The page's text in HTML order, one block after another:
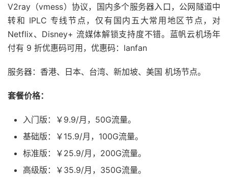
V2ray（vmess）协议，国内多个服务器入口，公网隧道中
转和 IPLC 专线节点，仅有国内五大常用地区节点，对
Netflix、Disney+ 流媒体解锁支持度不错。蓝帆云机场年
付有 9 折优惠码可用，优惠码：lanfan
服务器：香港、日本、台湾、新加坡、美国 机场节点。
套餐价格：
入门版：￥9.9/月，50G流量。
基础版：￥15.9/月，100G流量。
标准版：￥25.9/月，200G流量。
高级版：￥35.9/月，350G流量。